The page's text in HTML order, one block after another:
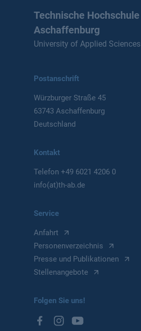
Technische Hochschule
Aschaffenburg
University of Applied Sciences
Postanschrift
Würzburger Straße 45
63743 Aschaffenburg
Deutschland
Kontakt
Telefon+49 6021 4206 0
info(at)th-ab.de
Service
Anfahrt
Personenverzeichnis
Presse und Publikationen
Stellenangebote
Folgen Sie uns!